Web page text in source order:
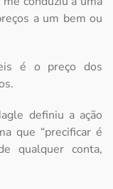
a um bem ou
é o preço dos
definiu a ação
que “precificar é
qualquer conta,